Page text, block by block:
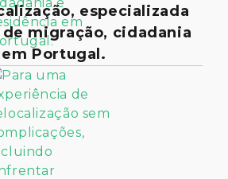
especializada
migração, cidadania
Portugal.